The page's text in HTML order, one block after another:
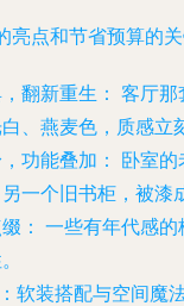
亮点和节省预算的
翻新重生： 客厅那
、燕麦色，质感立
功能叠加：
卧室的
一个旧书柜，被漆
： 一些有年代感
软装搭配与空间魔